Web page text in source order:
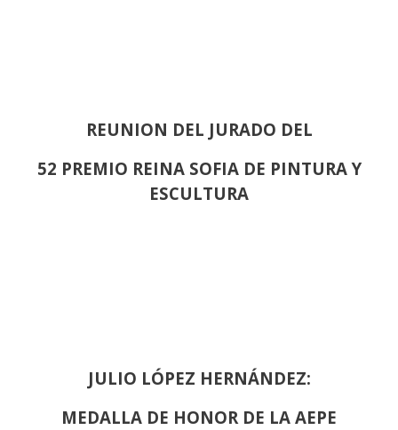
REUNION DEL JURADO DEL
52 PREMIO REINA SOFIA DE PINTURA Y
ESCULTURA
JULIO LÓPEZ HERNÁNDEZ:
MEDALLA DE HONOR DE LA AEPE